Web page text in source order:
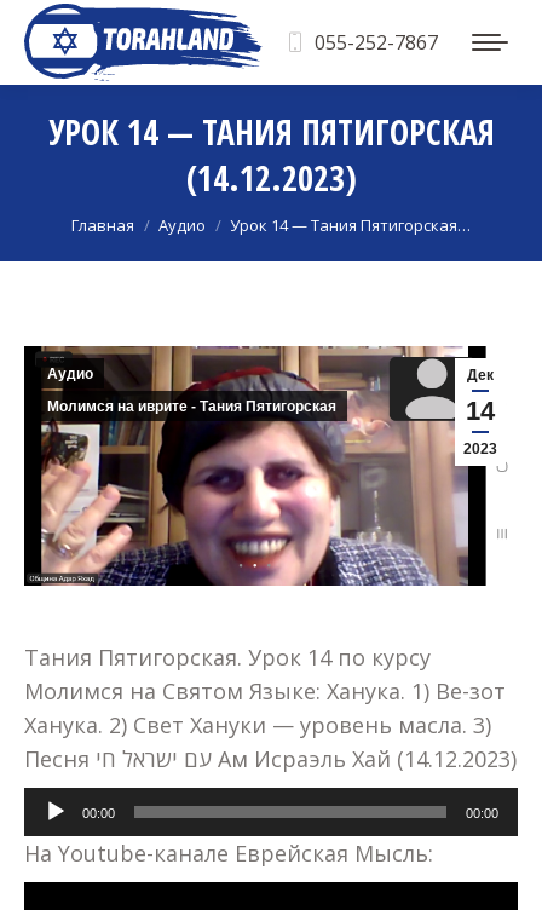
055-252-7867
УРОК 14 — ТАНИЯ ПЯТИГОРСКАЯ
(14.12.2023)
Вы здесь:
Главная Аудио Урок 14 — Тания Пятигорская…
Дек
14
2023
Аудио
Молимся на иврите - Тания Пятигорская
Тания Пятигорская. Урок 14 по курсу
Молимся на Святом Языке: Ханука. 1) Ве-зот
Ханука. 2) Свет Хануки — уровень масла. 3)
Песня עם ישראל חי Ам Исраэль Хай (14.12.2023)
Аудиоплеер
00:00 00:00
На Youtube-канале Еврейская Мысль: